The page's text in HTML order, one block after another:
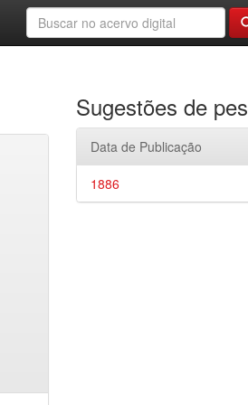
Sugestões de
Data de Publicação
1886